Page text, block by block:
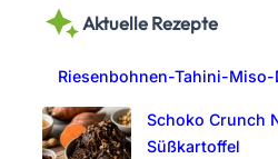
r
Aktuelle Rezepte
Riesenbohnen-Tahini-Miso-
Schoko Crunch
Süßkartoffel